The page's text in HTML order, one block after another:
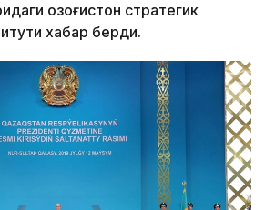
Қозоғистон стратегик
хабар берди.